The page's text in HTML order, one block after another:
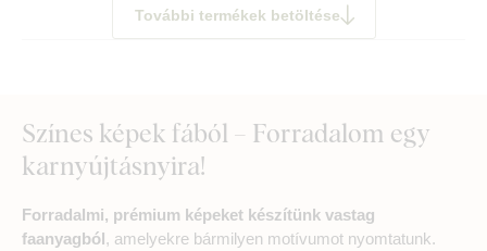
További termékek betöltése
Színes képek fából – Forradalom egy
karnyújtásnyira!
Forradalmi, prémium képeket készítünk vastag
faanyagból, amelyekre bármilyen motívumot nyomtatunk.